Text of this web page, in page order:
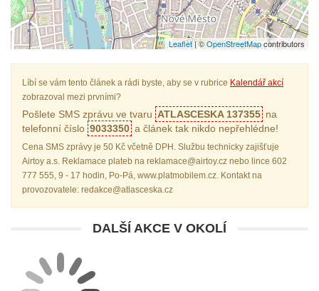
Leaflet| ©OpenStreetMapcontributors
Líbí se vám tento článek a rádi byste, aby se v rubrice Kalendář akcí
zobrazoval mezi prvními?
Pošlete SMS zprávu ve tvaru ATLASCESKA 137355 na
telefonní číslo 9033350 a článek tak nikdo nepřehlédne!
Cena SMS zprávy je 50 Kč včetně DPH. Službu technicky zajišťuje
Airtoy a.s. Reklamace plateb na reklamace@airtoy.cz nebo lince 602
777 555, 9 - 17 hodin, Po-Pá, www.platmobilem.cz. Kontakt na
provozovatele: redakce@atlasceska.cz
DALŠÍ AKCE V OKOLÍ